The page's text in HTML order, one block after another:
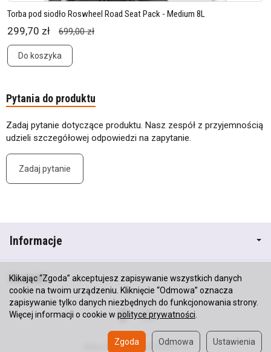
Torba pod siodło Roswheel Road Seat Pack - Medium 8L
299,70 zł 699,00 zł
Do koszyka
Pytania do produktu
Zadaj pytanie dotyczące produktu. Nasz zespół z przyjemnością
udzieli szczegółowej odpowiedzi na zapytanie.
Zadaj pytanie
Informacje
Kontakt
Sklep internetowy SOTESHOP AI
Klikając “Zgoda” akceptujesz zapisywanie wszystkich danych
cookie na twoim urządzeniu. Kliknięcie “Odmowa” oznacza
zapisywanie tylko danych niezbędnych do funkcjonowania strony.
Więcej informacji o cookie w polityce prywatności
Ustawienia
Odmowa
Zgoda